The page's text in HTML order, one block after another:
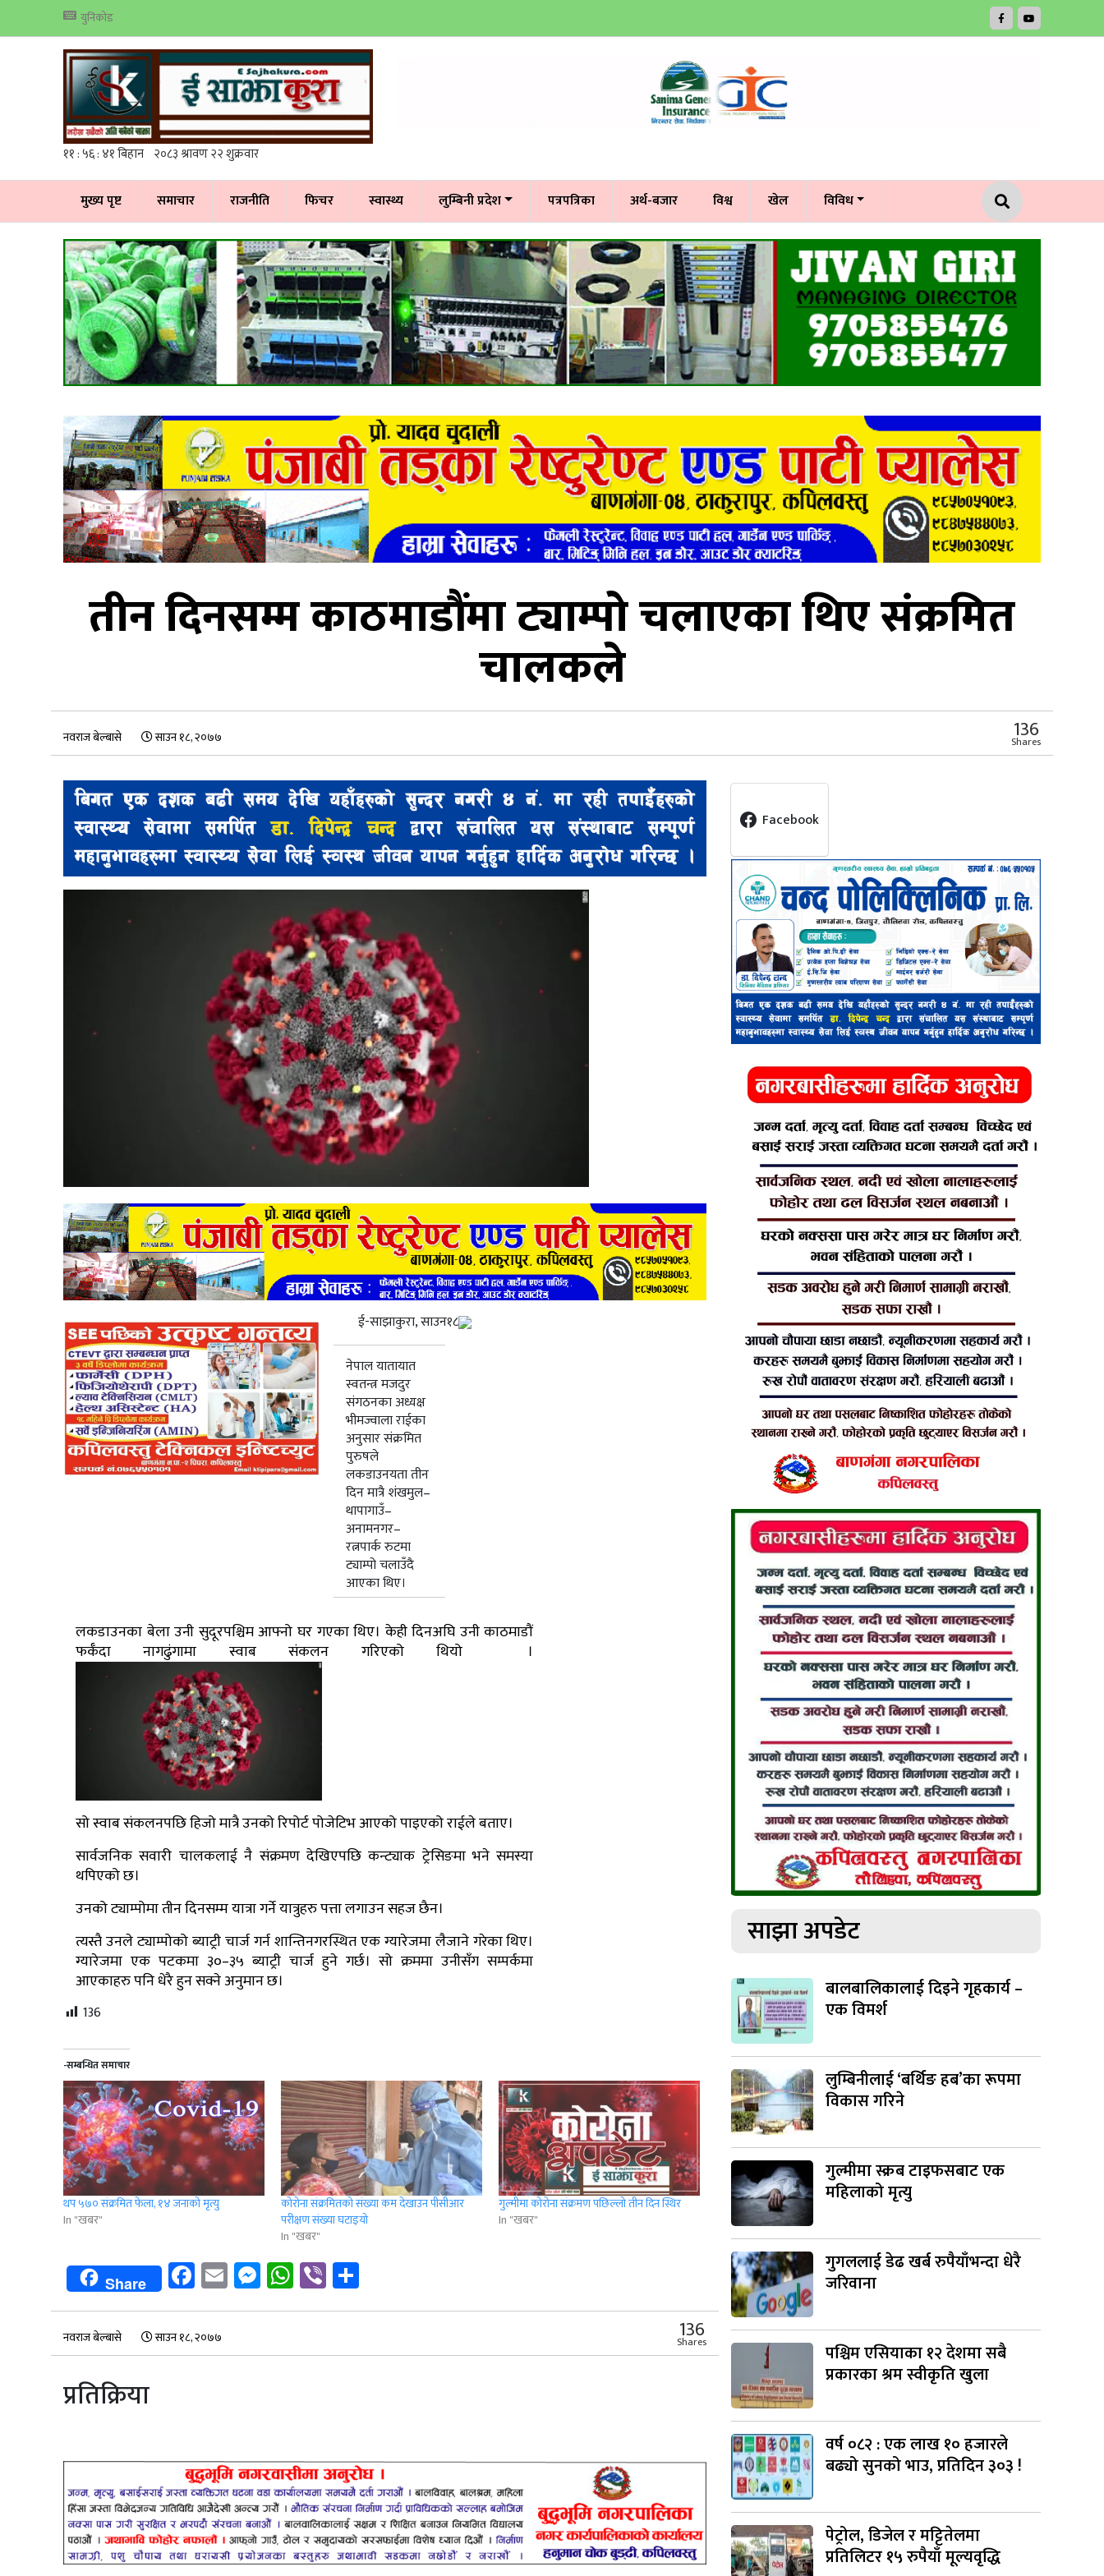
युनिकोड
मुख्य पृष्ट समाचार राजनीति फिचर स्वास्थ्य लुम्बिनी प्रदेश पत्रपत्रिका अर्थ-बजार विश्व खेल विविध
तीन दिनसम्म काठमाडौंमा ट्याम्पो चलाएका थिए संक्रमित
चालकले
नवराज बेल्बासे साउन १८, २०७७ 136
Shares
ई-साझाकुरा, साउन१८
नेपाल यातायात
स्वतन्त्र मजदुर
संगठनका अध्यक्ष
भीमज्वाला राईका
अनुसार संक्रमित
पुरुषले
लकडाउनयता तीन
दिन मात्रै शंखमुल–
थापागाउँ–
अनामनगर–
रत्नपार्क रुटमा
ट्याम्पो चलाउँदै
आएका थिए।
लकडाउनका बेला उनी सुदूरपश्चिम आफ्नो घर गएका थिए। केही दिनअघि उनी काठमाडौं
फर्कँदा नागढुंगामा स्वाब संकलन गरिएको थियो ।
सो स्वाब संकलनपछि हिजो मात्रै उनको रिपोर्ट पोजेटिभ आएको पाइएको राईले बताए।
सार्वजनिक सवारी चालकलाई नै संक्रमण देखिएपछि कन्ट्याक ट्रेसिङमा भने समस्या
थपिएको छ।
उनको ट्याम्पोमा तीन दिनसम्म यात्रा गर्ने यात्रुहरु पत्ता लगाउन सहज छैन।
त्यस्तै उनले ट्याम्पोको ब्याट्री चार्ज गर्न शान्तिनगरस्थित एक ग्यारेजमा लैजाने गरेका थिए।
ग्यारेजमा एक पटकमा ३०–३५ ब्याट्री चार्ज हुने गर्छ। सो क्रममा उनीसँग सम्पर्कमा
आएकाहरु पनि धेरै हुन सक्ने अनुमान छ।
136
-सम्बन्धित समाचार
थप ५७० संक्रमित फेला, १४ जनाको मृत्यु
In "खबर"
कोरोना संक्रमितको संख्या कम देखाउन पीसीआर
परीक्षण संख्या घटाइयो
In "खबर"
गुल्मीमा कोरोना संक्रमण पछिल्लो तीन दिन स्थिर
In "खबर"
Share Facebook
EmailMessenger
WhatsApp
Viber
नवराज बेल्बासे साउन १८, २०७७ 136
Shares
प्रतिक्रिया
Facebook
साझा अपडेट
बालबालिकालाई दिइने गृहकार्य –
एक विमर्श
लुम्बिनीलाई ‘बर्थिङ हब’का रूपमा
विकास गरिने
गुल्मीमा स्क्रब टाइफसबाट एक
महिलाको मृत्यु
गुगललाई डेढ खर्ब रुपैयाँभन्दा धेरै
जरिवाना
पश्चिम एसियाका १२ देशमा सबै
प्रकारका श्रम स्वीकृति खुला
वर्ष ०८२ : एक लाख १० हजारले
बढ्यो सुनको भाउ, प्रतिदिन ३०३ !
पेट्रोल, डिजेल र मट्टितेलमा
प्रतिलिटर १५ रुपैयाँ मूल्यवृद्धि